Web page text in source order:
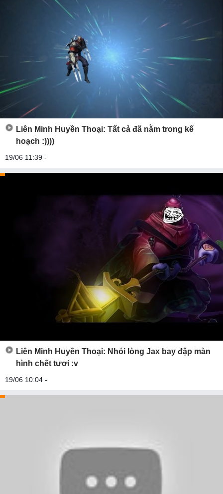
Liên Minh Huyền Thoại: Tất cả đã nằm trong kế
hoạch :))))
19/06 11:39 -
Liên Minh Huyền Thoại: Nhói lòng Jax bay đập màn
hình chết tươi :v
19/06 10:04 -